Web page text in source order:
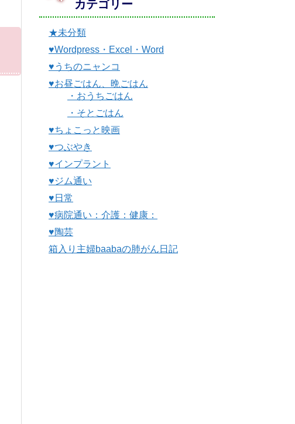
カテゴリー
★未分類
♥Wordpress・Excel・Word
♥うちのニャンコ
♥お昼ごはん、晩ごはん
・おうちごはん
・そとごはん
♥ちょこっと映画
♥つぶやき
♥インプラント
♥ジム通い
♥日常
♥病院通い：介護：健康：
♥陶芸
箱入り主婦baabaの肺がん日記